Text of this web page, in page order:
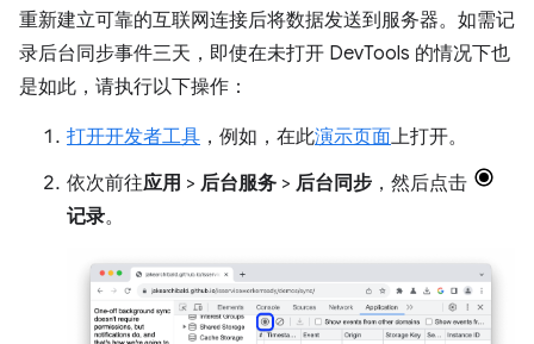
重新建立可靠的互联网连接后将数据发送到服务器。如需记
录后台同步事件三天，即使在未打开 DevTools 的情况下也
是如此，请执行以下操作：
打开开发者工具 ，例如，在此演示页面上打开。
依次前往应用 > 后台服务 > 后台同步 ，然后点击
记录。